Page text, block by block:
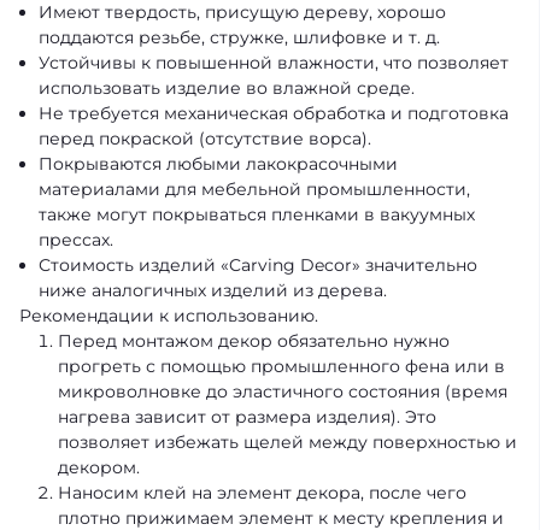
Имеют твердость, присущую дереву, хорошо
поддаются резьбе, стружке, шлифовке и т. д.
Устойчивы к повышенной влажности, что позволяет
использовать изделие во влажной среде.
Не требуется механическая обработка и подготовка
перед покраской (отсутствие ворса).
Покрываются любыми лакокрасочными
материалами для мебельной промышленности,
также могут покрываться пленками в вакуумных
прессах.
Стоимость изделий «Carving Decor» значительно
ниже аналогичных изделий из дерева.
Рекомендации к использованию.
Перед монтажом декор обязательно нужно
прогреть с помощью промышленного фена или в
микроволновке до эластичного состояния (время
нагрева зависит от размера изделия). Это
позволяет избежать щелей между поверхностью и
декором.
Наносим клей на элемент декора, после чего
плотно прижимаем элемент к месту крепления и